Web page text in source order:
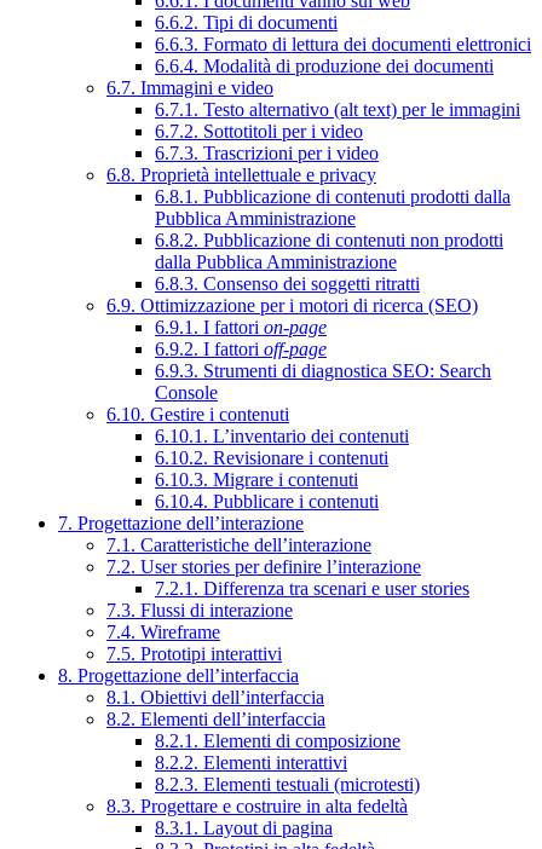
6.6.2. Tipi di documenti
6.6.3. Formato di lettura dei documenti elettronici
6.6.4. Modalità di produzione dei documenti
6.7. Immagini e video
6.7.1. Testo alternativo (alt text) per le immagini
6.7.2. Sottotitoli per i video
6.7.3. Trascrizioni per i video
6.8. Proprietà intellettuale e privacy
6.8.1. Pubblicazione di contenuti prodotti dalla
Pubblica Amministrazione
6.8.2. Pubblicazione di contenuti non prodotti
dalla Pubblica Amministrazione
6.8.3. Consenso dei soggetti ritratti
6.9. Ottimizzazione per i motori di ricerca (SEO)
6.9.1. I fattori on-page
6.9.2. I fattori off-page
6.9.3. Strumenti di diagnostica SEO: Search
Console
6.10. Gestire i contenuti
6.10.1. L’inventario dei contenuti
6.10.2. Revisionare i contenuti
6.10.3. Migrare i contenuti
6.10.4. Pubblicare i contenuti
7. Progettazione dell’interazione
7.1. Caratteristiche dell’interazione
7.2. User stories per definire l’interazione
7.2.1. Differenza tra scenari e user stories
7.3. Flussi di interazione
7.4. Wireframe
7.5. Prototipi interattivi
8. Progettazione dell’interfaccia
8.1. Obiettivi dell’interfaccia
8.2. Elementi dell’interfaccia
8.2.1. Elementi di composizione
8.2.2. Elementi interattivi
8.2.3. Elementi testuali (microtesti)
8.3. Progettare e costruire in alta fedeltà
8.3.1. Layout di pagina